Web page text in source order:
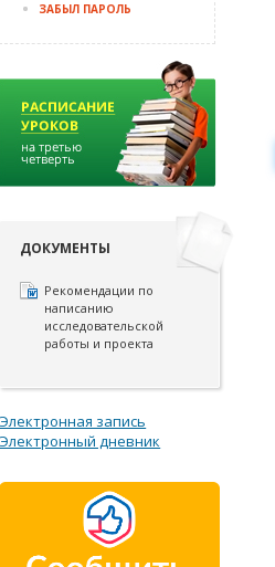
ЗАБЫЛ ПАРОЛЬ
ДОКУМЕНТЫ
Рекомендации по
написанию
исследовательской
работы и проекта
Электронная запись
Электронный дневник